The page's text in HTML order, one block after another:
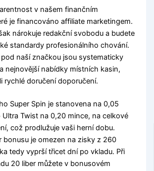
v našem finančním
je financováno affiliate marketingem.
nárokuje redakční svobodu a budete
standardy profesionálního chování.
naší značkou jsou systematicky
nejnovější nabídky místních kasin,
rychlé doručení doporučení.
Super Spin je stanovena na 0,05
Twist na 0,20 mince, na celkové
což prodlužuje vaši herní dobu.
bonusu je omezen na zisky z 260
tedy vyprší třicet dní po vkladu. Při
20 liber můžete v bonusovém